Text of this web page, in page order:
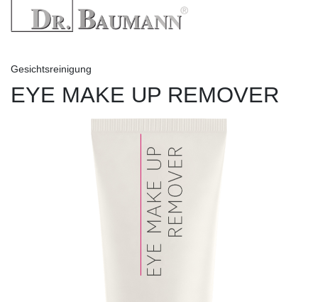
Gesichtsreinigung
EYE MAKE UP REMOVER